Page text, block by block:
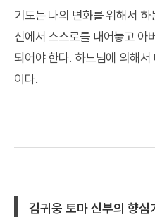
기도는 나의 변화를 위해서
신에서 스스로를 내어놓고 아
되어야 한다. 하느님에 의해
이다.
김귀웅 토마 신부의 향심